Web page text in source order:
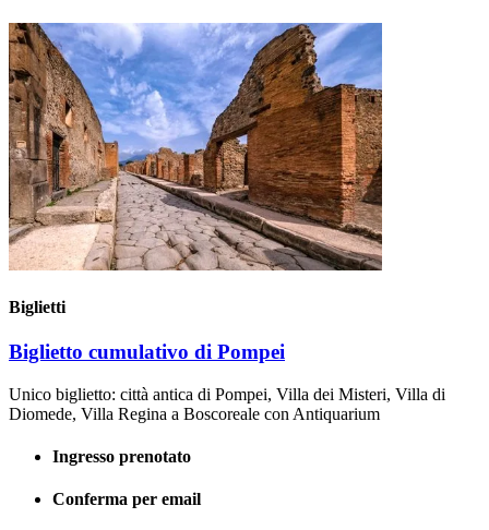
Biglietti
Biglietto cumulativo di Pompei
Unico biglietto: città antica di Pompei, Villa dei Misteri, Villa di
Diomede, Villa Regina a Boscoreale con Antiquarium
Ingresso prenotato
Conferma per email